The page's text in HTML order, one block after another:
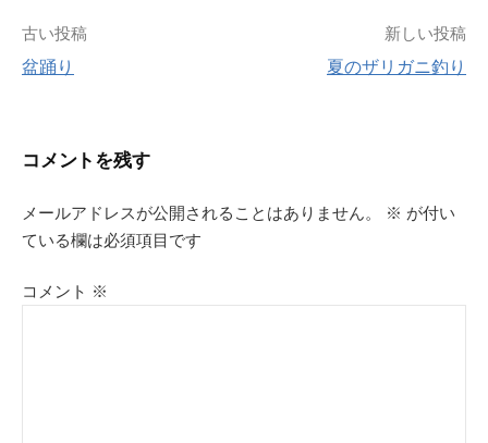
投
ゲ
ー
古い投稿
盆踊り
新しい投稿
夏のザリガニ釣り
コメントを残す
メールアドレスが公開されることはありません。 ※ が付い
ている欄は必須項目です
コメント ※